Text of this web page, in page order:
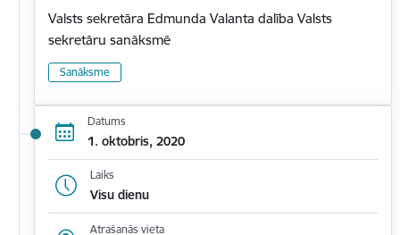
Valsts sekretāra Edmunda Valanta dalība Valsts
sekretāru sanāksmē
Sanāksme
Datums
1. oktobris, 2020
Laiks
Visu dienu
Atrašanās vieta